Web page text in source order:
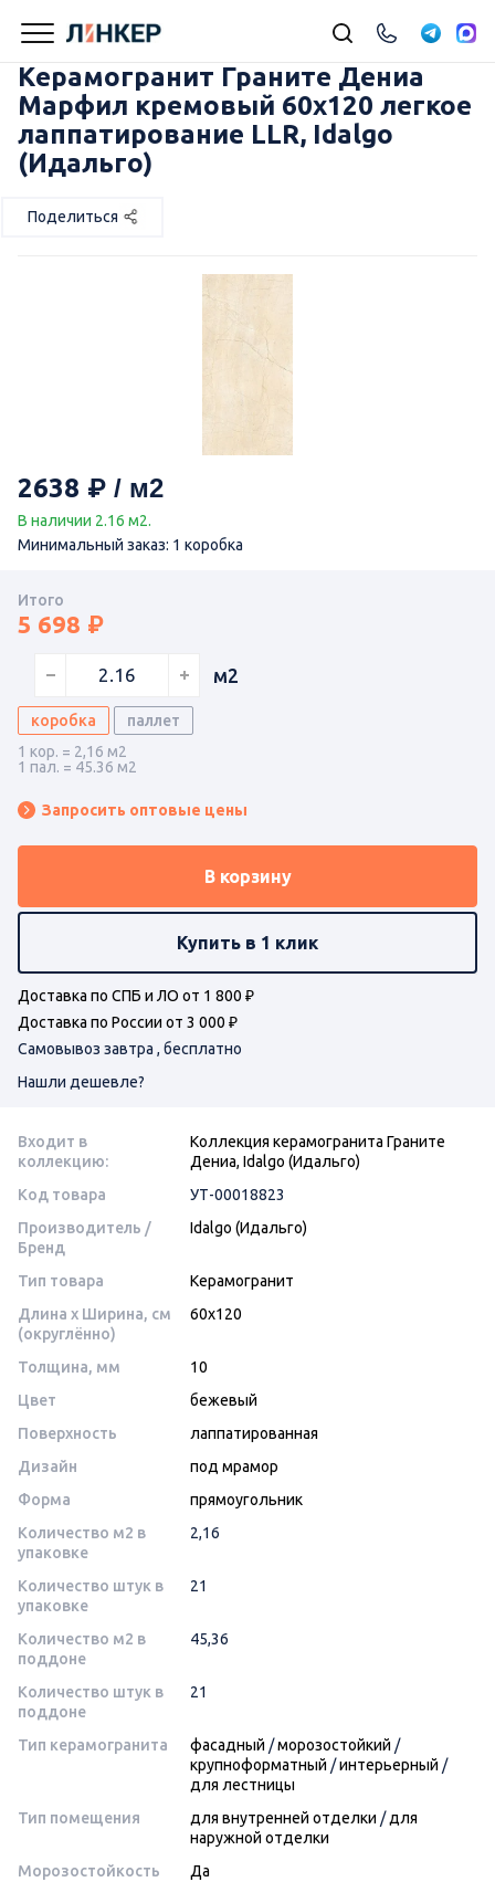
Керамогранит Граните Дениа
Марфил кремовый 60х120 легкое
лаппатирование LLR, Idalgo
(Идальго)
Поделиться
2638
В наличии 2.16 м2.
Минимальный заказ: 1 коробка
Итого
5 698
м2
коробка
паллет
1 кор. = 2,16 м2
1 пал. = 45.36 м2
Запросить оптовые цены
В корзину
Купить в 1 клик
Доставка по СПБ и ЛО от 1 800 ₽
Доставка по России от 3 000 ₽
Самовывоз завтра , бесплатно
Нашли дешевле?
Входит в
коллекцию:
Коллекция керамогранита Граните
Дениа, Idalgo (Идальго)
Код товара
УТ-00018823
Производитель /
Бренд
Idalgo (Идальго)
Тип товара
Керамогранит
Длина x Ширина, см
(округлённо)
60x120
Толщина, мм
10
Цвет
бежевый
Поверхность
лаппатированная
Дизайн
под мрамор
Форма
прямоугольник
Количество м2 в
упаковке
2,16
Количество штук в
упаковке
21
Количество м2 в
поддоне
45,36
Количество штук в
поддоне
21
Тип керамогранита фасадный /морозостойкий /
крупноформатный /интерьерный /
для лестницы
Тип помещения
для внутренней отделки /для
наружной отделки
Морозостойкость
Да